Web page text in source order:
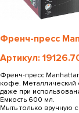
Френч-пресс
Артикул:
Френч-пресс
кофе. Металлический
даже при
Емкость 600 мл.
Мыть только вручную